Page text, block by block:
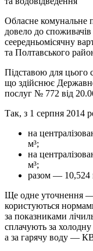
Обласне комунальне
довело до
сеередньомісячну
та Полтавського
Підставою для цього
що здійснює
послуг № 772 від
Так, з 1 серпня 2014
на
м³;
на
м³;
разом — 10,524
Ще одне уточнення —
користуються
за показниками
сплачують за
а за гарячу воду —